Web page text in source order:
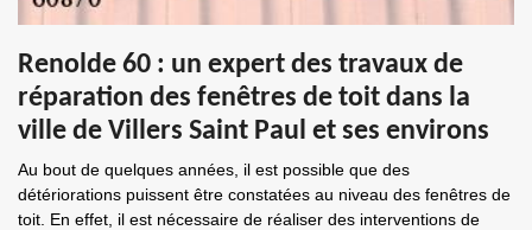
Renolde 60 : un expert des travaux de
réparation des fenêtres de toit dans la
ville de Villers Saint Paul et ses environs
Au bout de quelques années, il est possible que des
détériorations puissent être constatées au niveau des fenêtres de
toit. En effet, il est nécessaire de réaliser des interventions de